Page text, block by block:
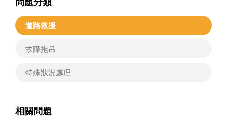
道路救援
故障拖吊
特殊狀況處理
相關問題